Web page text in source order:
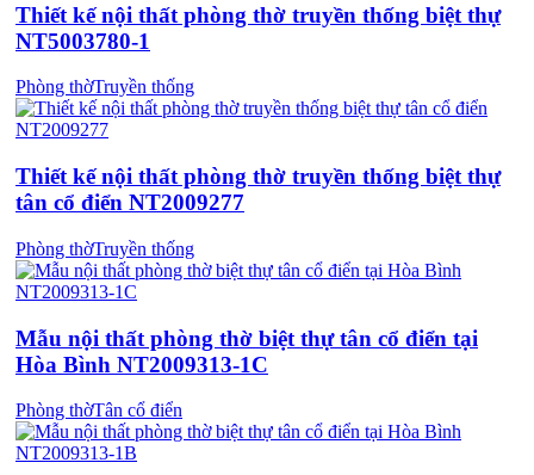
Thiết kế nội thất phòng thờ truyền thống biệt thự
NT5003780-1
Phòng thờTruyền thống
Thiết kế nội thất phòng thờ truyền thống biệt thự
tân cổ điển NT2009277
Phòng thờTruyền thống
Mẫu nội thất phòng thờ biệt thự tân cổ điển tại
Hòa Bình NT2009313-1C
Phòng thờTân cổ điển